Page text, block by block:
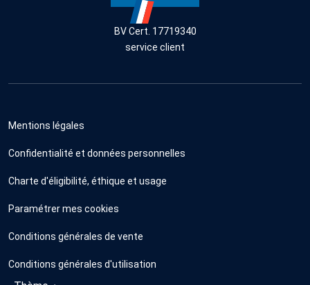
BV Cert. 17719340
service client
Mentions légales
Confidentialité et données personnelles
Charte d'éligibilité, éthique et usage
Paramétrer mes cookies
Conditions générales de vente
Conditions générales d'utilisation